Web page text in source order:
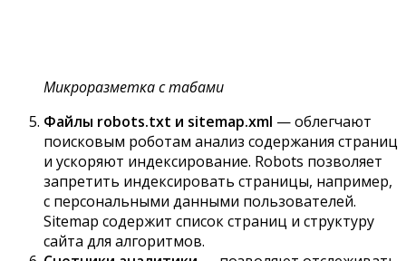
Микроразметка с табами
Файлы robots.txt и sitemap.xml — облегчают
поисковым роботам анализ содержания страниц
и ускоряют индексирование. Robots позволяет
запретить индексировать страницы, например,
с персональными данными пользователей.
Sitemap содержит список страниц и структуру
сайта для алгоритмов.